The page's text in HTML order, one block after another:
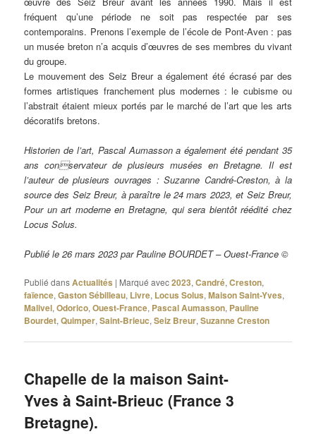
fréquent qu’une période ne soit pas respectée par ses
contemporains. Prenons l’exemple de l’école de Pont-Aven : pas
un musée breton n’a acquis d’œuvres de ses membres du vivant
du groupe.
Le mouvement des Seiz Breur a également été écrasé par des
formes artistiques franchement plus modernes : le cubisme ou
l’abstrait étaient mieux portés par le marché de l’art que les arts
décoratifs bretons.
Historien de l’art, Pascal Aumasson a également été pendant 35
ans conservateur de plusieurs musées en Bretagne. Il est
l’auteur de plusieurs ouvrages : Suzanne Candré-Creston, à la
source des Seiz Breur, à paraître le 24 mars 2023, et Seiz Breur,
Pour un art moderne en Bretagne, qui sera bientôt réédité chez
Locus Solus.
Publié le 26 mars 2023 par Pauline BOURDET – Ouest-France ©
Publié dansActualités | Marqué avec2023,Candré,Creston,
faïence,Gaston Sébilleau, Livre, Locus Solus,Maison Saint-Yves,
Malivel,Odorico,Ouest-France, Pascal Aumasson, Pauline
Bourdet,Quimper,Saint-Brieuc,Seiz Breur,Suzanne Creston
Chapelle de la maison Saint-
Yves à Saint-Brieuc (France 3
Bretagne).